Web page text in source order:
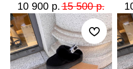
10 900 р. 15 500 р.